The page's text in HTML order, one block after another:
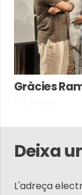
Gràcies
Deixa
L'adreça